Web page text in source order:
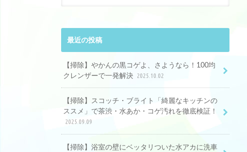
最近の投稿
【掃除】やかんの黒コゲよ、さようなら！100均
クレンザーで一発解決 2025.10.02
【掃除】スコッチ・ブライト「綺麗なキッチンの
ススメ」で茶渋・水あか・コゲ汚れを徹底検証！
2025.09.09
【掃除】浴室の壁にベッタリついた水アカに洗車